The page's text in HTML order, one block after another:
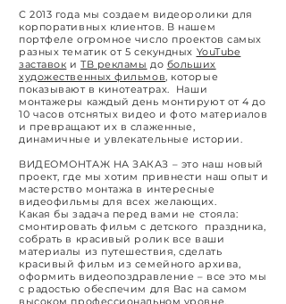
С 2013 года мы создаем видеоролики для
корпоративных клиентов. В нашем
портфеле огромное число проектов самых
разных тематик от 5 секундных YouTube
заставок иТВ рекламы до больших
художественных фильмов, которые
показывают в кинотеатрах. Наши
монтажеры каждый день монтируют от 4 до
10 часов отснятых видео и фото материалов
и превращают их в слаженные,
динамичные и увлекательные истории.
ВИДЕОМОНТАЖ НА ЗАКАЗ – это наш новый
проект, где мы хотим привнести наш опыт и
мастерство монтажа в интересные
видеофильмы для всех желающих.
Какая бы задача перед вами не стояла:
смонтировать фильм с детского праздника,
собрать в красивый ролик все ваши
материалы из путешествия, сделать
красивый фильм из семейного архива,
оформить видеопоздравление – все это мы
с радостью обеспечим для Вас на самом
высоком профессиональном уровне.